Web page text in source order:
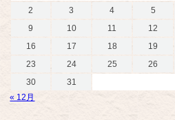
2
3 4 5
9
10 11 12
16
17 18 19
23
24 25 26
30
31
« 12月